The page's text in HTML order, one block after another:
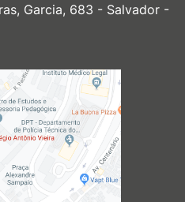
Garcia, 683 - Salvador -